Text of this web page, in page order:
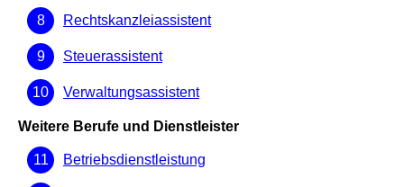
Rechtskanzleiassistent
Steuerassistent
Verwaltungsassistent
Weitere Berufe und Dienstleister
Betriebsdienstleistung